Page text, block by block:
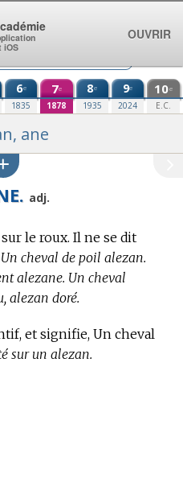
6e
1835
7e
1878
8e
1935
9e
2024
10e
E.C.
ane
adj.
le roux. Il ne se dit
Un cheval de poil alezan.
alezane. Un cheval
alezan doré.
et signifie, Un cheval
sur un alezan.
iOS
OUVRIR